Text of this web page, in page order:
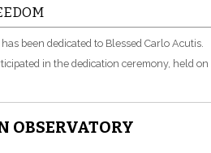
been dedicated to Blessed Carlo Acutis.
in the dedication ceremony, held on
OBSERVATORY